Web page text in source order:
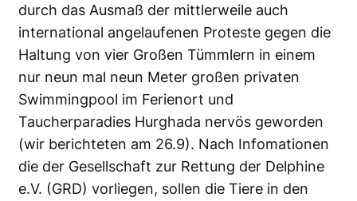
durch das Ausmaß der mittlerweile auch
international angelaufenen Proteste gegen die
Haltung von vier Großen Tümmlern in einem
nur neun mal neun Meter großen privaten
Swimmingpool im Ferienort und
Taucherparadies Hurghada nervös geworden
(wir berichteten am 26.9). Nach Infomationen
die der Gesellschaft zur Rettung der Delphine
e.V. (GRD) vorliegen, sollen die Tiere in den